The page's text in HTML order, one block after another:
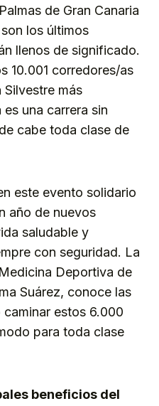
de Gran Canaria
los últimos
llenos de significado.
10.001 corredores/as
Silvestre más
una carrera sin
cabe toda clase de
este evento solidario
año de nuevos
saludable y
con seguridad. La
Deportiva de
Suárez, conoce las
estos 6.000
para toda clase
beneficios del